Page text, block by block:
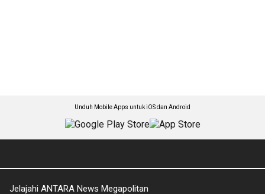
Unduh Mobile Apps untuk iOS dan Android
Jelajahi ANTARA News Megapolitan